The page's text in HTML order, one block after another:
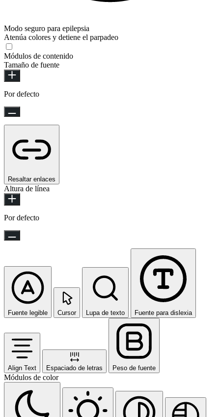
Modo seguro para epilepsia
Atenúa colores y detiene el parpadeo
Módulos de contenido
Tamaño de fuente
Por defecto
Resaltar enlaces
Altura de línea
Por defecto
Fuente legible Cursor Lupa de texto Fuente para dislexia
Align Text Espaciado de letras Peso de fuente
Módulos de color